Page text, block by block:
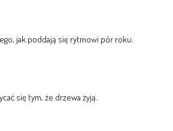
jak poddają się rytmowi pór roku.
się tym, że drzewa żyją.